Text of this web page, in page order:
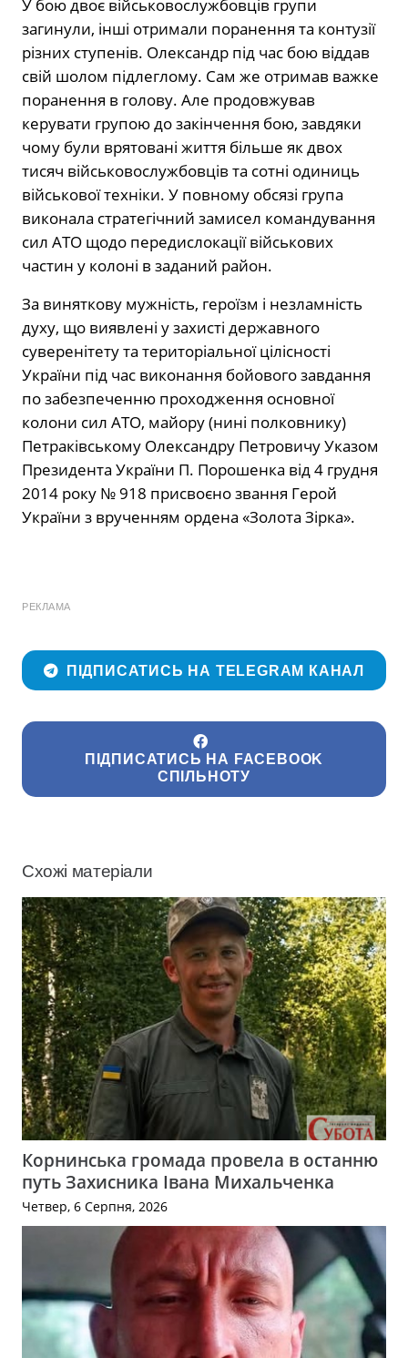
У бою двоє військовослужбовців групи
загинули, інші отримали поранення та контузії
різних ступенів. Олександр під час бою віддав
свій шолом підлеглому. Сам же отримав важке
поранення в голову. Але продовжував
керувати групою до закінчення бою, завдяки
чому були врятовані життя більше як двох
тисяч військовослужбовців та сотні одиниць
військової техніки. У повному обсязі група
виконала стратегічний замисел командування
сил АТО щодо передислокації військових
частин у колоні в заданий район.
За виняткову мужність, героїзм і незламність
духу, що виявлені у захисті державного
суверенітету та територіальної цілісності
України під час виконання бойового завдання
по забезпеченню проходження основної
колони сил АТО, майору (нині полковнику)
Петраківському Олександру Петровичу Указом
Президента України П. Порошенка від 4 грудня
2014 року № 918 присвоєно звання Герой
України з врученням ордена «Золота Зірка».
РЕКЛАМА
ПІДПИСАТИСЬ НА TELEGRAM КАНАЛ
ПІДПИСАТИСЬ НА FACEBOOK
СПІЛЬНОТУ
Схожі матеріали
Корнинська громада провела в останню
путь Захисника Івана Михальченка
Четвер, 6 Серпня, 2026